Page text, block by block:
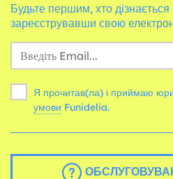
Будьте першим, хто дізнається
зареєструвавши свою
Я прочитав(ла) і приймаю
умови Funidelia.